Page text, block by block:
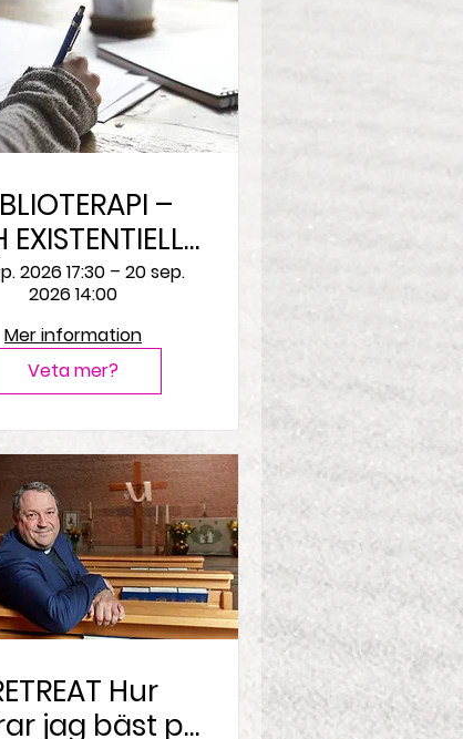
–
Längtan
tillhörighet
2026 17:30 – 20 sep.
2026 14:00
Mer information
Veta mer?
Hur
jag bäst på